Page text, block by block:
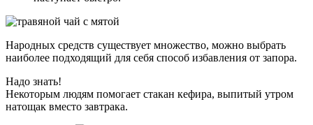
Народных средств существует множество, можно выбрать
наиболее подходящий для себя способ избавления от запора.
Надо знать!
Некоторым людям помогает стакан кефира, выпитый утром
натощак вместо завтрака.